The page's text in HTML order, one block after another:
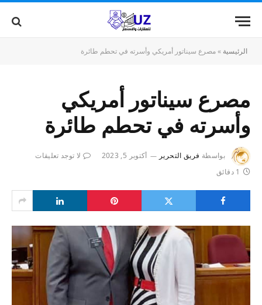
الرئيسية »مصرع سيناتور أمريكي وأسرته في تحطم طائرة
مصرع سيناتور أمريكي
وأسرته في تحطم طائرة
بواسطة فريق التحرير أكتوبر 5, 2023
لا توجد تعليقات
1 دقائق